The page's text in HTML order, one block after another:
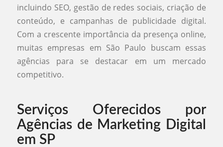
incluindo SEO, gestão de redes sociais, criação de
conteúdo, e campanhas de publicidade digital.
Com a crescente importância da presença online,
muitas empresas em São Paulo buscam essas
agências para se destacar em um mercado
competitivo.
Serviços Oferecidos por
Agências de Marketing Digital
em SP